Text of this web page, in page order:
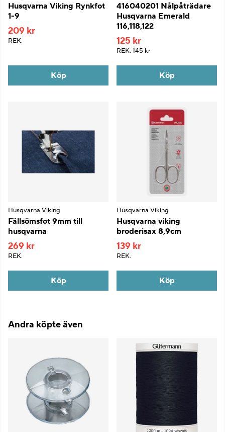
Husqvarna Viking Rynkfot
1-9
209 kr
REK.
Köp
416040201 Nålpåträdare
Husqvarna Emerald
116,118,122
125 kr
REK. 145 kr
Köp
Husqvarna Viking
Fällsömsfot 9mm till
husqvarna
269 kr
REK.
Köp
Husqvarna Viking
Husqvarna viking
broderisax 8,9cm
139 kr
REK.
Köp
Andra köpte även